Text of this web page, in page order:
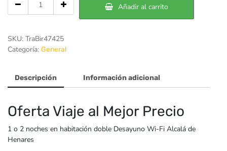
de
Henares
Añadir al carrito
SKU: TraBir47425
Categoría: General
Descripción Información adicional
Oferta Viaje al Mejor Precio
1 o 2 noches en habitación doble Desayuno Wi-Fi Alcalá de
Henares